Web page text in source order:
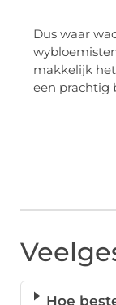
Dus waar
makkelijk
een prachtig
Hoe